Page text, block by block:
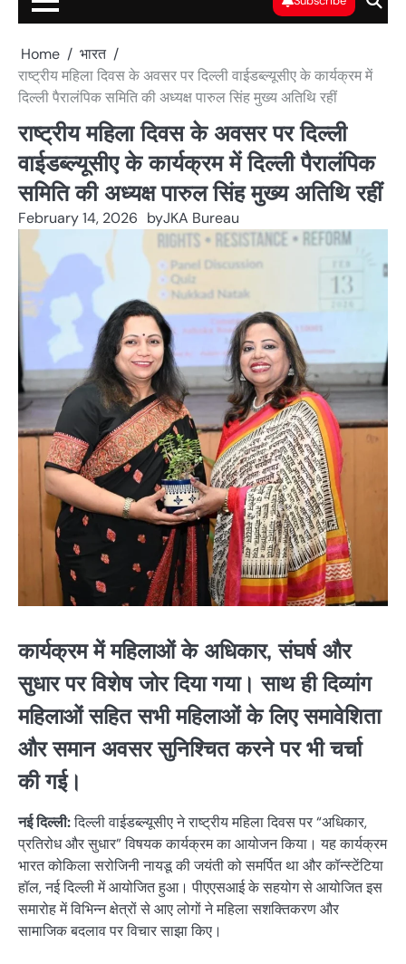
Home
भारत
राष्ट्रीय महिला दिवस के अवसर पर दिल्ली वाईडब्ल्यूसीए के कार्यक्रम में
दिल्ली पैरालंपिक समिति की अध्यक्ष पारुल सिंह मुख्य अतिथि रहीं
राष्ट्रीय महिला दिवस के अवसर पर दिल्ली
वाईडब्ल्यूसीए के कार्यक्रम में दिल्ली पैरालंपिक
समिति की अध्यक्ष पारुल सिंह मुख्य अतिथि रहीं
February 14, 2026 byJKA Bureau
कार्यक्रम में महिलाओं के अधिकार, संघर्ष और
सुधार पर विशेष जोर दिया गया। साथ ही दिव्यांग
महिलाओं सहित सभी महिलाओं के लिए समावेशिता
और समान अवसर सुनिश्चित करने पर भी चर्चा
की गई।
नई दिल्ली:दिल्ली वाईडब्ल्यूसीए ने राष्ट्रीय महिला दिवस पर “अधिकार,
प्रतिरोध और सुधार” विषयक कार्यक्रम का आयोजन किया। यह कार्यक्रम
भारत कोकिला सरोजिनी नायडू की जयंती को समर्पित था और कॉन्स्टेंटिया
हॉल, नई दिल्ली में आयोजित हुआ। पीएएसआई के सहयोग से आयोजित इस
समारोह में विभिन्न क्षेत्रों से आए लोगों ने महिला सशक्तिकरण और
सामाजिक बदलाव पर विचार साझा किए।